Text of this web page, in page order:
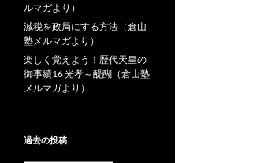
ルマガより）
減税を政局にする方法（倉山
塾メルマガより）
楽しく覚えよう！歴代天皇の
御事績16 光孝～醍醐（倉山塾
メルマガより）
過去の投稿